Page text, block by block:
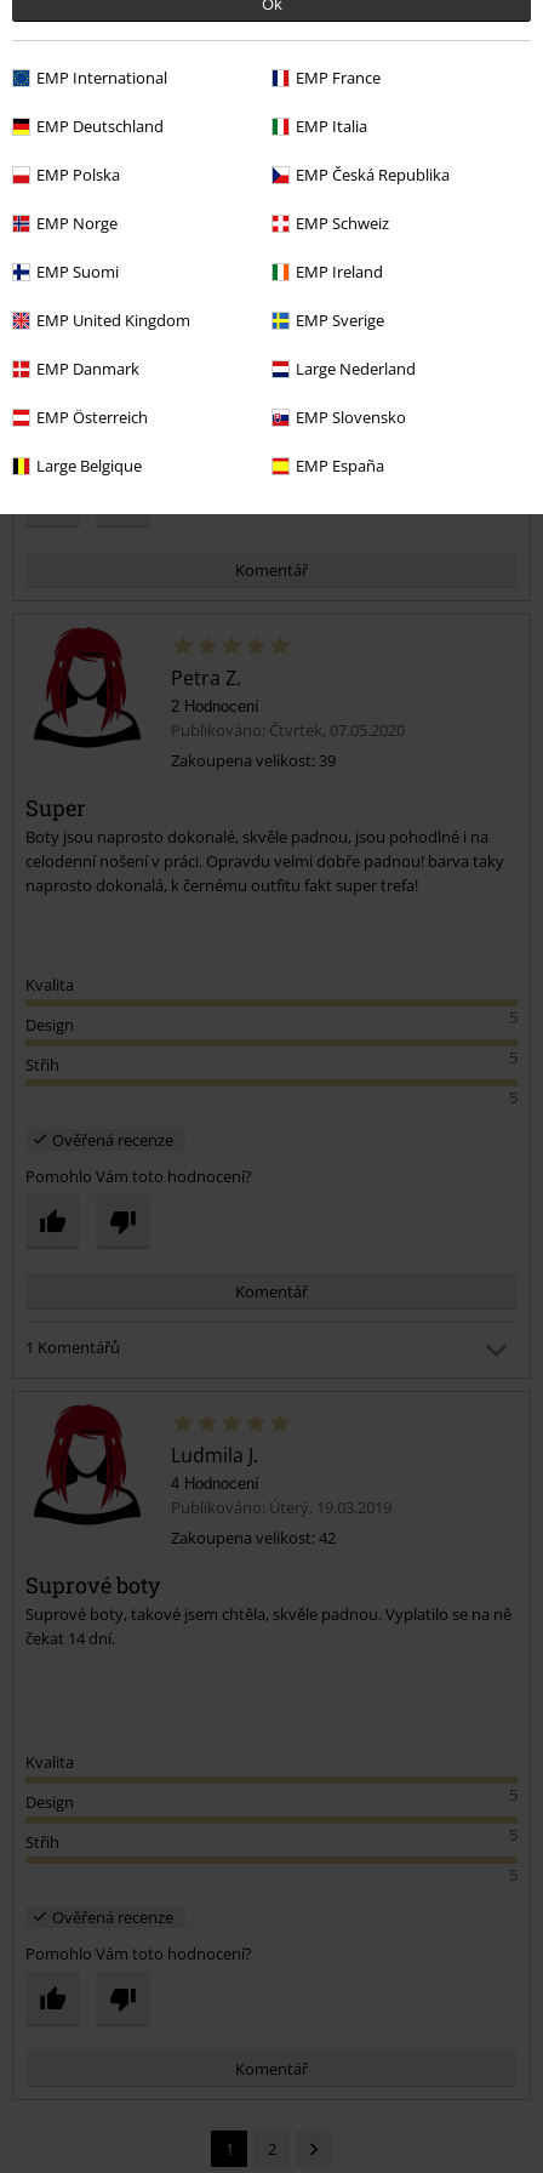
EMP International EMP France
EMP Deutschland EMP Italia
EMP Polska EMP Česká Republika
EMP Norge EMP Schweiz
EMP Suomi EMP Ireland
EMP United Kingdom EMP Sverige
EMP Danmark Large Nederland
EMP Österreich EMP Slovensko
Large Belgique EMP España
Odeslat komentář
Výška postavy v metrech: 1,86
Zakoupena velikost: 43
Doporučuji.
Velmi kvalitní zpracování, pevná pata.
Kvalita
Ověřená recenze
Pomohlo Vám toto hodnocení?
Komentář
Odeslat komentář
Petra Z.
2 Hodnocení
Publikováno: Čtvrtek, 07.05.2020
Zakoupena velikost: 39
Super
Boty jsou naprosto dokonalé, skvěle padnou, jsou pohodlné i na
celodenní nošení v práci. Opravdu velmi dobře padnou! barva taky
naprosto dokonalá, k černému outfitu fakt super trefa!
Kvalita
5
Design
5
Střih
5
Ověřená recenze
Pomohlo Vám toto hodnocení?
Komentář
Odeslat komentář
1 Komentářů
Publikováno: Pátek, 19.03.2021 12:36:24 PM
Ahoj
Byl tento komentář užitečný?
Ludmila J.
4 Hodnocení
Publikováno: Úterý, 19.03.2019
Zakoupena velikost: 42
Suprové boty
Suprové boty, takové jsem chtěla, skvěle padnou. Vyplatilo se na ně
čekat 14 dní.
Kvalita
5
Design
5
Střih
5
Ověřená recenze
Pomohlo Vám toto hodnocení?
Komentář
1 2